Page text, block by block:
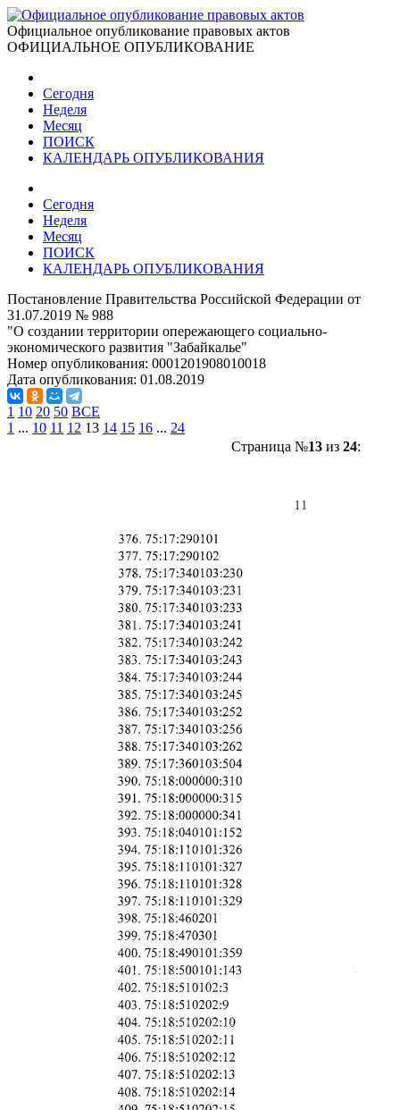
Официальное опубликование правовых актов
ОФИЦИАЛЬНОЕ ОПУБЛИКОВАНИЕ
Сегодня
Неделя
Месяц
ПОИСК
КАЛЕНДАРЬ ОПУБЛИКОВАНИЯ
Сегодня
Неделя
Месяц
ПОИСК
КАЛЕНДАРЬ ОПУБЛИКОВАНИЯ
Постановление Правительства Российской Федерации от
31.07.2019 № 988
"О создании территории опережающего социально-
экономического развития "Забайкалье"
Номер опубликования: 0001201908010018
Дата опубликования: 01.08.2019
1 10 20 50 ВСЕ
1 ... 10 11 12 13 14 15 16 ... 24
Страница №13из 24: